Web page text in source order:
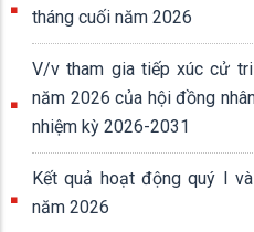
tháng cuối năm 2026
V/v tham gia tiếp xúc cử
năm 2026 của hội đồng
nhiệm kỳ 2026-2031
Kết quả hoạt động quý I
năm 2026